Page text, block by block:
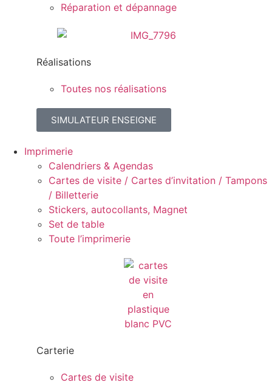
Réparation et dépannage
Réalisations
Toutes nos réalisations
SIMULATEUR ENSEIGNE
Imprimerie
Calendriers & Agendas
Cartes de visite / Cartes d’invitation / Tampons
/ Billetterie
Stickers, autocollants, Magnet
Set de table
Toute l’imprimerie
Carterie
Cartes de visite